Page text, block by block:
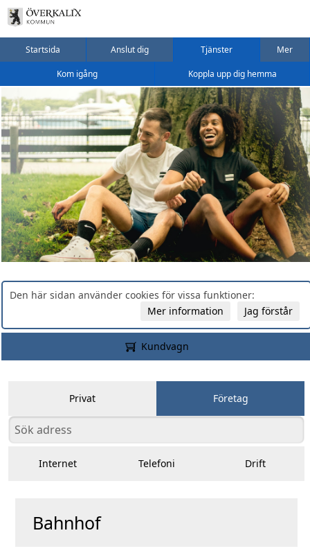
Startsida Anslut dig Tjänster Mer
Kom igång Koppla upp dig hemma
Den här sidan använder cookies för vissa funktioner:
Jag förstår
Mer information
Kundvagn
Privat Företag
Internet Telefoni Drift
Bahnhof